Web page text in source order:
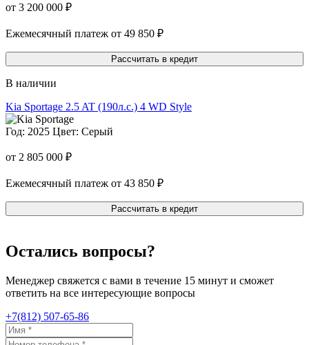
от 3 200 000 ₽
Ежемесячный платеж от 49 850 ₽
Рассчитать в кредит
В наличии
Kia Sportage 2.5 AT (190л.с.) 4 WD Style
Год: 2025 Цвет: Серый
от 2 805 000 ₽
Ежемесячный платеж от 43 850 ₽
Рассчитать в кредит
Остались вопросы?
Менеджер свяжется с вами в течение 15 минут и сможет
ответить на все интересующие вопросы
+7(812) 507-65-86